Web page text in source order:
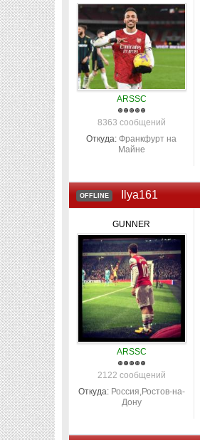
ARSSC
8363 сообщений
Откуда: Франкфурт на
Майне
OFFLINE Ilya161
GUNNER
ARSSC
2122 сообщений
Откуда: Россия,Ростов-на-
Дону